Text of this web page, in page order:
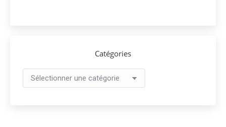
Catégories
Catégories